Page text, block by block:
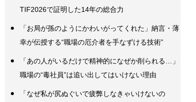
TIF2026で証明した14年の総合力
「お局が孫のようにかわいがってくれた」納言・薄
幸が伝授する“職場の厄介者を手なずける技術”
「あの人がいるだけで精神的になぜか削られる…」
職場の“毒社員”は追い出してはいけない理由
「なぜ私が尻ぬぐいで疲弊しなきゃいけないの